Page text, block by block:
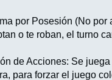
por Posesión (No por
o te roban, el turno
de Acciones: Se juega
para forzar el juego